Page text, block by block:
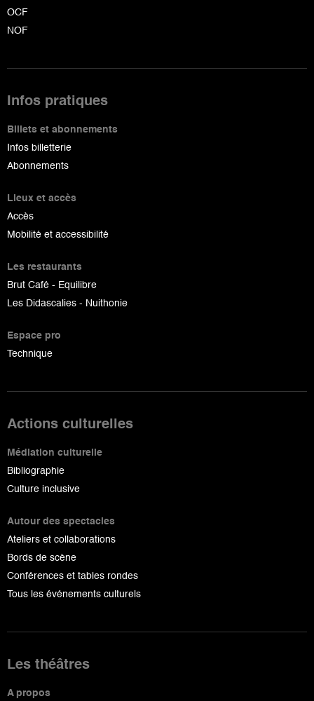
OCF
NOF
Infos pratiques
Billets et abonnements
Infos billetterie
Abonnements
Lieux et accès
Accès
Mobilité et accessibilité
Les restaurants
Brut Café - Equilibre
Les Didascalies - Nuithonie
Espace pro
Technique
Actions culturelles
Médiation culturelle
Bibliographie
Culture inclusive
Autour des spectacles
Ateliers et collaborations
Bords de scène
Conférences et tables rondes
Tous les événements culturels
Les théâtres
A propos